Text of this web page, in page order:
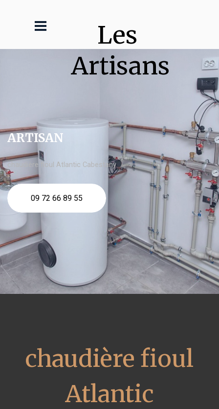
Les
Artisans
ARTISAN
chaudière fioul Atlantic Cabestany
09 72 66 89 55
chaudière fioul
Atlantic